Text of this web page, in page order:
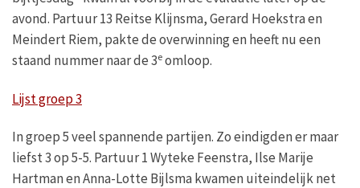
avond. Partuur 13 Reitse Klijnsma, Gerard Hoekstra en
Meindert Riem, pakte de overwinning en heeft nu een
staand nummer naar de 3e omloop.
Lijst groep 3
In groep 5 veel spannende partijen. Zo eindigden er maar
liefst 3 op 5-5. Partuur 1 Wyteke Feenstra, Ilse Marije
Hartman en Anna-Lotte Bijlsma kwamen uiteindelijk net